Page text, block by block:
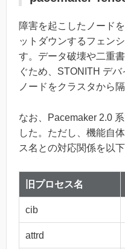
障害を起こしたノード
ットダウンするフェン
す。データ破壊や二重
ぐため、STONITH デ
ノードをクラスタから隔
なお、Pacemaker 2.0
した。ただし、機能自
ス名との対応関係を以
旧プロセス名
cib
attrd